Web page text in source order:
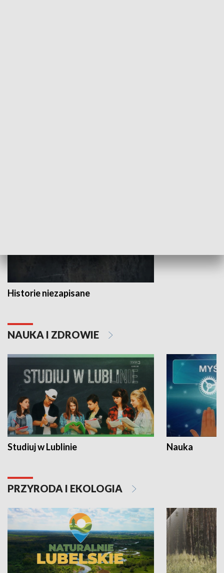
Historie niezapisane
NAUKA I ZDROWIE
Studiuj w Lublinie Nauka
PRZYRODA I EKOLOGIA